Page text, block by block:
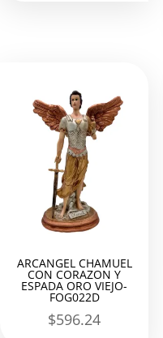
ARCANGEL CHAMUEL
CON CORAZON Y
ESPADA ORO VIEJO-
FOG022D
$596.24